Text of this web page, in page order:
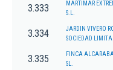
3.333
MARTIMAR
S.L.
3.334
JARDIN VIVERO
SOCIEDAD
3.335
FINCA
SL.